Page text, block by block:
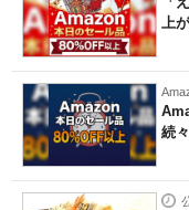
上
続